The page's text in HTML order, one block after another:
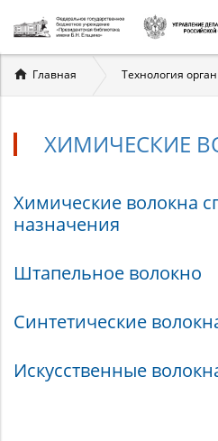
Вы
здесь
Главная Технология
ХИМИЧЕСКИЕ
Химические
волокна
Химические волокна
назначения
Штапельное волокно
Синтетические
Искусственные